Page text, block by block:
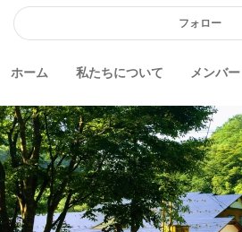
フォロー
ホーム 私たちについて メンバー